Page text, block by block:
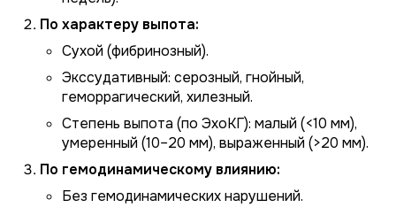
По характеру выпота:
Сухой (фибринозный).
Экссудативный: серозный, гнойный,
геморрагический, хилезный.
Степень выпота (по ЭхоКГ): малый (<10 мм),
умеренный (10–20 мм), выраженный (>20 мм).
По гемодинамическому влиянию:
Без гемодинамических нарушений.